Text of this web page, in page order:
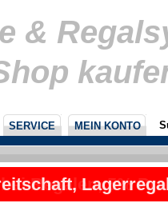
&
SERVICE MEIN KONTO